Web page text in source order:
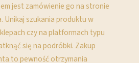
jest zamówienie go na stronie
szukania produktu w
czy na platformach typu
się na podróbki. Zakup
to pewność otrzymania